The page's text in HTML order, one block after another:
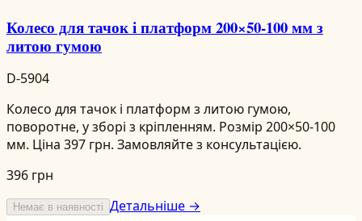
Колесо для тачок і платформ 200×50-100 мм з
литою гумою
D-5904
Колесо для тачок і платформ з литою гумою,
поворотне, у зборі з кріпленням. Розмір 200×50-100
мм. Ціна 397 грн. Замовляйте з консультацією.
396 грн
Немає в наявності Детальніше →